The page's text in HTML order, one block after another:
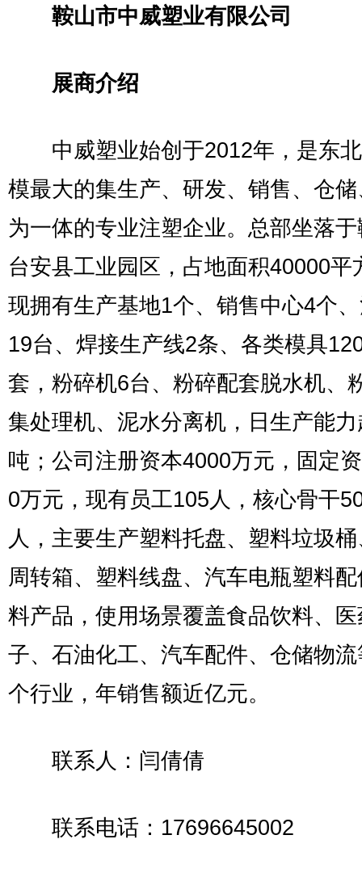
鞍山市中威塑业有限公司
展商介绍
中威塑业始创于2012年，是东
模最大的集生产、研发、销售、仓
为一体的专业注塑企业。总部坐落
台安县工业园区，占地面积40000平
现拥有生产基地1个、销售中心4个
19台、焊接生产线2条、各类模具
套，粉碎机6台、粉碎配套脱水机、
集处理机、泥水分离机，日生产能
吨；公司注册资本4000万元，固定
0万元，现有员工105人，核心骨干
人，主要生产塑料托盘、塑料垃圾
周转箱、塑料线盘、汽车电瓶塑料
料产品，使用场景覆盖食品饮料、
子、石油化工、汽车配件、仓储物
个行业，年销售额近亿元。
联系人：闫倩倩
联系电话：17696645002